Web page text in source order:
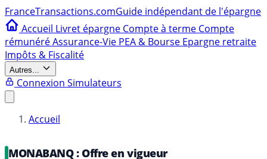
FranceTransactions.comGuide indépendant de l'épargne
Accueil Livret épargne Compte à terme Compte
rémunéréAssurance-Vie PEA & Bourse Epargne retraite
Impôts & Fiscalité
Autres...
Connexion Simulateurs
Accueil
MONABANQ : Offre en vigueur